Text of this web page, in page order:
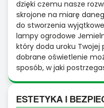
dzięki czemu nasze
skrojone na miarę
do stworzenia
lampy ogrodowe
który doda uroku Twojej
dobrane oświetlenie
sposób, w jaki
ESTETYKA I